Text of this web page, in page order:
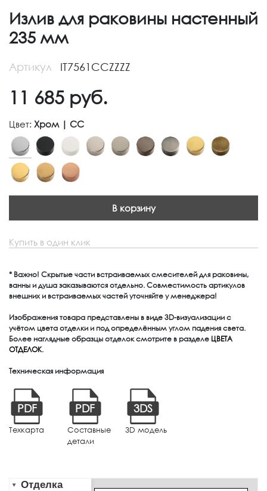
Излив для раковины настенный
235 мм
Артикул IT7561CCZZZZ
11 685 руб.
Цвет: Хром | CC
В корзину
Купить в один клик
* Важно! Скрытые части встраиваемых смесителей для раковины,
ванны и душа заказываются отдельно. Совместимость артикулов
внешних и встраиваемых частей уточняйте у менеджера!
Изображения товара представлены в виде 3D-визуализации с
учётом цвета отделки и под определённым углом падения света.
Более наглядные образцы отделок смотрите в разделе ЦВЕТА
ОТДЕЛОК.
Техническая информация
PDF
Техкарта
PDF
Составные
детали
3DS
3D модель